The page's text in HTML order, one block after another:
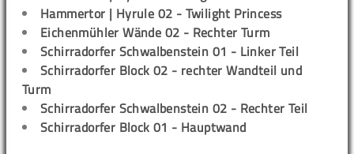
Hammertor | Hyrule 02 - Twilight Princess
Eichenmühler Wände 02 - Rechter Turm
Schirradorfer Schwalbenstein 01 - Linker Teil
Schirradorfer Block 02 - rechter Wandteil und
Turm
Schirradorfer Schwalbenstein 02 - Rechter Teil
Schirradorfer Block 01 - Hauptwand